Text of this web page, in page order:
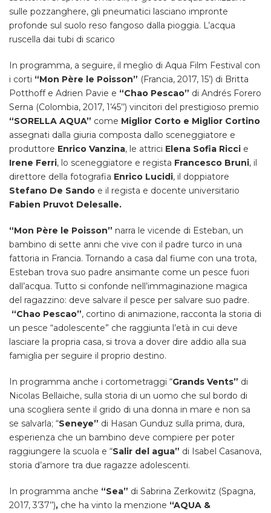
sulle pozzanghere, gli pneumatici lasciano impronte
profonde sul suolo reso fangoso dalla pioggia. L’acqua
ruscella dai tubi di scarico
In programma, a seguire, il meglio di Aqua Film Festival con
i corti “Mon Père le Poisson” (Francia, 2017, 15’) di Britta
Potthoff e Adrien Pavie e “Chao Pescao” di Andrés Forero
Serna (Colombia, 2017, 1’45’’) vincitori del prestigioso premio
“SORELLA AQUA” come Miglior Corto e Miglior Cortino
assegnati dalla giuria composta dallo sceneggiatore e
produttore Enrico Vanzina, le attrici Elena Sofia Ricci e
Irene Ferri, lo sceneggiatore e regista Francesco Bruni, il
direttore della fotografia Enrico Lucidi, il doppiatore
Stefano De Sando e il regista e docente universitario
Fabien Pruvot Delesalle.
“Mon Père le Poisson” narra le vicende di Esteban, un
bambino di sette anni che vive con il padre turco in una
fattoria in Francia. Tornando a casa dal fiume con una trota,
Esteban trova suo padre ansimante come un pesce fuori
dall’acqua. Tutto si confonde nell’immaginazione magica
del ragazzino: deve salvare il pesce per salvare suo padre.
“Chao Pescao”, cortino di animazione, racconta la storia di
un pesce “adolescente” che raggiunta l’età in cui deve
lasciare la propria casa, si trova a dover dire addio alla sua
famiglia per seguire il proprio destino.
In programma anche i cortometraggi “Grands Vents” di
Nicolas Bellaiche, sulla storia di un uomo che sul bordo di
una scogliera sente il grido di una donna in mare e non sa
se salvarla; “Seneye” di Hasan Gunduz sulla prima, dura,
esperienza che un bambino deve compiere per poter
raggiungere la scuola e “Salir del agua” di Isabel Casanova,
storia d’amore tra due ragazze adolescenti.
In programma anche “Sea” di Sabrina Zerkowitz (Spagna,
2017, 3’37’’), che ha vinto la menzione “AQUA &